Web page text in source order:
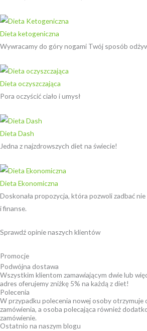
Dieta ketogeniczna
Wywracamy do góry nogami Twój sposób
Dieta oczyszczająca
Pora oczyścić ciało i umysł
Dieta Dash
Jedna z najzdrowszych diet na świecie!
Dieta Ekonomiczna
Doskonała propozycja, która pozwoli zadbać
i finanse.
Sprawdź opinie naszych klientów ​
Promocje
Podwójna dostawa
Wszystkim klientom zamawiającym dwie lub
adres oferujemy zniżkę 5% na każdą z diet!
Polecenia
W przypadku polecenia nowej osoby otrzymuje
zamówienia, a osoba polecająca również
zamówienie.
Ostatnio na naszym blogu